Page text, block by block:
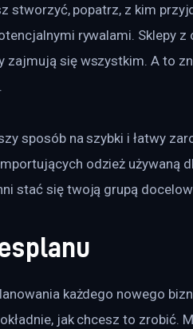
stworzyć, popatrz, z kim
rywalami. Sklepy z
zajmują się wszystkim. A to
sposób na szybki i łatwy
odzież używaną
stać się twoją grupą
każdego nowego
jak chcesz to zrobić.